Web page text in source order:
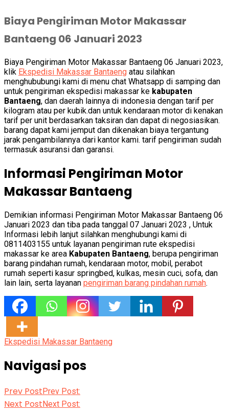
Biaya Pengiriman Motor Makassar
Bantaeng 06 Januari 2023
Biaya Pengiriman Motor Makassar Bantaeng 06 Januari 2023,
klik Ekspedisi Makassar Bantaeng atau silahkan
menghububungi kami di menu chat Whatsapp di samping dan
untuk pengiriman ekspedisi makassar ke kabupaten
Bantaeng, dan daerah lainnya di indonesia dengan tarif per
kilogram atau per kubik.dan untuk kendaraan motor di kenakan
tarif per unit berdasarkan taksiran dan dapat di negosiasikan.
barang dapat kami jemput dan dikenakan biaya tergantung
jarak pengambilannya dari kantor kami. tarif pengiriman sudah
termasuk asuransi dan garansi.
Informasi Pengiriman Motor
Makassar Bantaeng
Demikian informasi Pengiriman Motor Makassar Bantaeng 06
Januari 2023 dan tiba pada tanggal 07 Januari 2023 , Untuk
Informasi lebih lanjut silahkan menghubungi kami di
0811403155 untuk layanan pengiriman rute ekspedisi
makassar ke area Kabupaten Bantaeng, berupa pengiriman
barang pindahan rumah, kendaraan motor, mobil, perabot
rumah seperti kasur springbed, kulkas, mesin cuci, sofa, dan
lain lain, serta layanan pengiriman barang pindahan rumah.
Ekspedisi Makassar Bantaeng
Navigasi pos
Prev Post Prev Post:
Next Post Next Post: